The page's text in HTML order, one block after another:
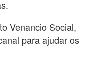
Venancio Social,
para ajudar os